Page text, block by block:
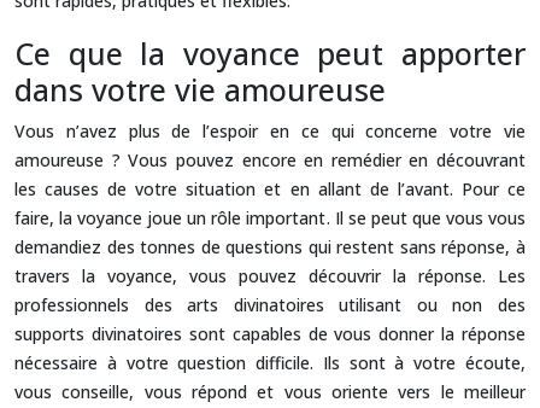
Ce que la voyance peut apporter
dans votre vie amoureuse
Vous n’avez plus de l’espoir en ce qui concerne votre vie
amoureuse ? Vous pouvez encore en remédier en découvrant
les causes de votre situation et en allant de l’avant. Pour ce
faire, la voyance joue un rôle important. Il se peut que vous vous
demandiez des tonnes de questions qui restent sans réponse, à
travers la voyance, vous pouvez découvrir la réponse. Les
professionnels des arts divinatoires utilisant ou non des
supports divinatoires sont capables de vous donner la réponse
nécessaire à votre question difficile. Ils sont à votre écoute,
vous conseille, vous répond et vous oriente vers le meilleur